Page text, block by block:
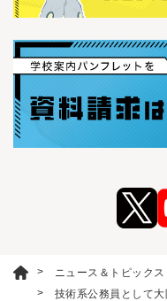
ニュース＆トピックス
技術系公務員として